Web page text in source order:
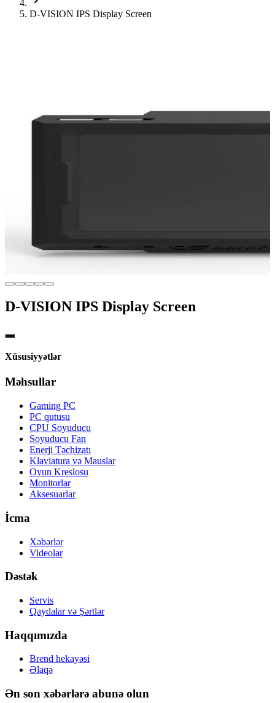
D-VISION IPS Display Screen
D-VISION IPS Display Screen
Xüsusiyyətlər
Məhsullar
Gaming PC
PC qutusu
CPU Soyuducu
Soyuducu Fan
Enerji Təchizatı
Klaviatura və Mauslar
Oyun Kreslosu
Monitorlar
Aksesuarlar
İcma
Xəbərlər
Videolar
Dəstək
Servis
Qaydalar və Şərtlər
Haqqımızda
Brend hekayəsi
Əlaqə
Ən son xəbərlərə abunə olun